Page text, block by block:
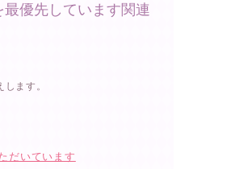
優先しています関連
ます。
だいています